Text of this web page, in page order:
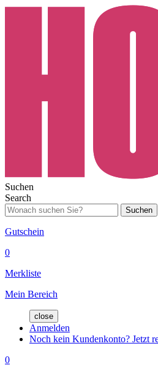
Suchen
Search
Suchen
Gutschein
0
Merkliste
Mein Bereich
close
Anmelden
Noch kein Kundenkonto? Jetzt
0